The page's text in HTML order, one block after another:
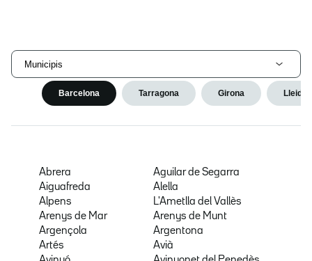
Municipis
Barcelona Tarragona Girona Lleida
Abrera
Aguilar de Segarra
Aiguafreda
Alella
Alpens
L'Ametlla del Vallès
Arenys de Mar
Arenys de Munt
Argençola
Argentona
Artés
Avià